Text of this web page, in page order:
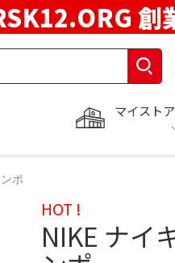
創
マイストア
ポ
HOT !
NIKE ナイ